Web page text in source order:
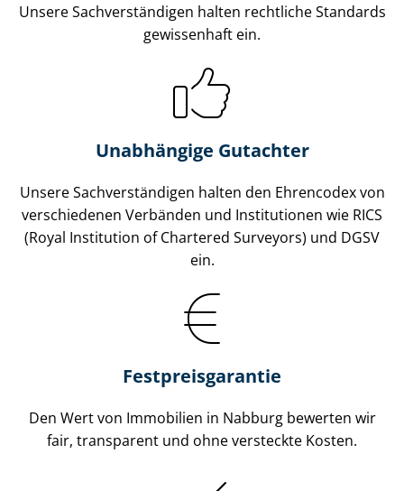
Unsere Sach­ver­stän­di­gen halten rechtliche Standards
gewissenhaft ein.
Unabhängige Gutachter
Unsere Sach­ver­stän­di­gen halten den Ehrencodex von
verschiedenen Verbänden und Institutionen wie RICS
(Royal Institution of Chartered Surveyors) und DGSV
ein.
Festpreis​garantie
Den Wert von Immobilien in Nabburg bewerten wir
fair, transparent und ohne versteckte Kosten.